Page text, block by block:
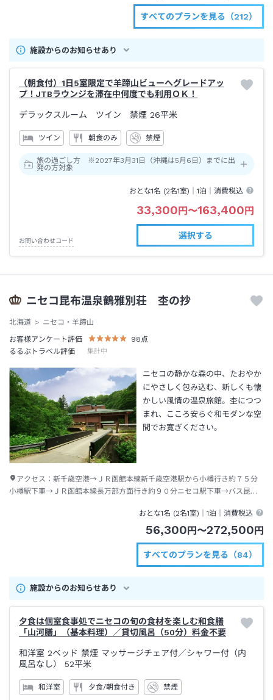
すべてのプランを見る（212）
施設からのお知らせあり
（朝食付）1日5室限定で羊蹄山ビューへグレードアッ
プ！JTBラウンジを滞在中何度でも利用ＯＫ！
デラックスルーム ツイン 禁煙 26平米
ツイン 朝食のみ 禁煙
旅の過ごし方 ※2027年3月31日（沖縄は5月6日）までに出
発の方対象
おとな1名 (2名1室)｜1泊 ｜消費税込
33,300 円 〜163,400 円
お問い合わせコード
選択する
ニセコ昆布温泉鶴雅別荘 杢の抄
北海道
ニセコ・羊蹄山
お客様アンケート評価
98点
るるぶトラベル評価
集計中
ニセコの静かな森の中、たおやか
にやさしく包み込む、新しくも懐
かしい風情の温泉旅館。杢につつ
まれ、こころ安らぐ和モダンな空
間でお寛ぎください。
アクセス： 新千歳空港→ＪＲ函館本線新千歳空港駅から小樽行き約７５分
小樽駅下車→ＪＲ函館本線長万部方面行き約９０分ニセコ駅下車→バス昆布
おとな1名 (2名1室)｜1泊 ｜消費税込
56,300円〜272,500円
すべてのプランを見る（84）
施設からのお知らせあり
夕食は個室食事処でニセコの旬の食材を楽しむ和食膳
「山河膳」（基本料理）／貸切風呂（50分）料金不要
和洋室 2ベッド 禁煙 マッサージチェア付／シャワー付（内
風呂なし） 52平米
和洋室 夕食/朝食付き 禁煙